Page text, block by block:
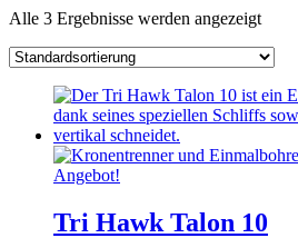
Alle 3 Ergebnisse werden angezeigt
Angebot!
Tri Hawk Talon 10